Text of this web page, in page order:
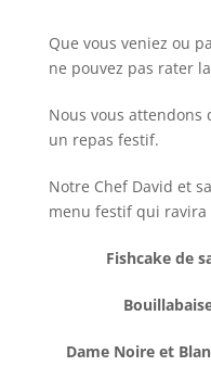
Que vous veniez ou
ne pouvez pas rater
Nous vous attendons
un repas festif.
Notre Chef David et
menu festif qui ravira
Fishcake de
Dame Noire et